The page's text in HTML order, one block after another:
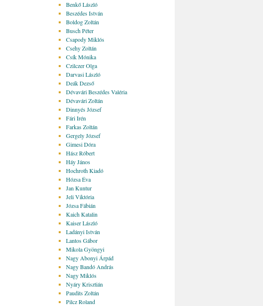
Benkő László
Beszédes István
Boldog Zoltán
Busch Péter
Csapody Miklós
Csehy Zoltán
Csík Mónika
Czilczer Olga
Darvasi László
Deák Dezső
Dévavári Beszédes Valéria
Dévavári Zoltán
Dinnyés József
Fári Irén
Farkas Zoltán
Gergely József
Gimesi Dóra
Hász Róbert
Háy János
Hochroth Kiadó
Hózsa Éva
Jan Kuntur
Jeli Viktória
Józsa Fábián
Kaich Katalin
Kaiser László
Ladányi István
Lantos Gábor
Mikola Gyöngyi
Nagy Abonyi Árpád
Nagy Bandó András
Nagy Miklós
Nyáry Krisztián
Paudits Zoltán
Pilcz Roland